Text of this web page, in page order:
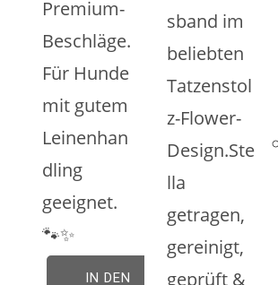
Premium-
Beschläge.
Für Hunde
mit gutem
Leinenhan
dling
geeignet.
🐾✨
IN DEN
sband im
beliebten
Tatzenstol
z-Flower-
Design.Ste
lla
getragen,
gereinigt,
geprüft &